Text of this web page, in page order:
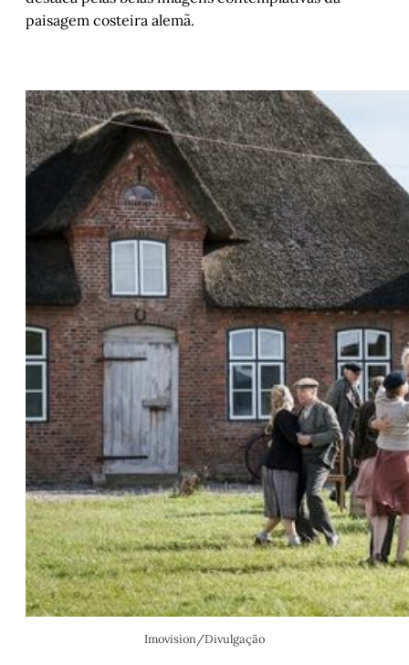
paisagem costeira alemã.
Imovision/Divulgação